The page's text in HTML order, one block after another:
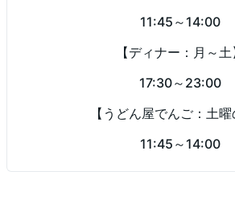
11:45～14:00
【ディナー：月～土
17:30～23:00
【うどん屋でんご：土曜
11:45～14:00